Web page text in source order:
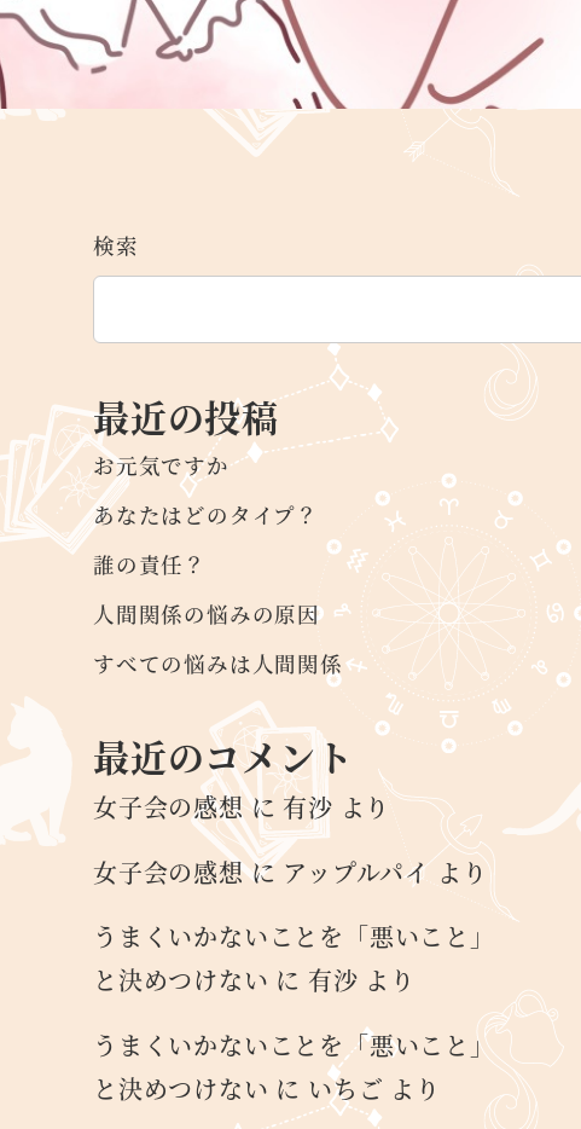
検索
最近の投稿
お元気ですか
あなたはどのタイプ？
誰の責任？
人間関係の悩みの原因
すべての悩みは人間関係
最近のコメント
女子会の感想に 有沙 より
女子会の感想にアップルパイ より
うまくいかないことを「悪いこと」
と決めつけない に 有沙 より
うまくいかないことを「悪いこと」
と決めつけない に いちご より